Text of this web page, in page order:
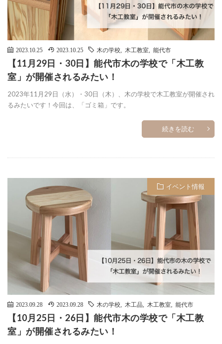
2023.10.25 2023.10.25 木の学校 木工教室 能代市
【11月29日・30日】能代市木の学校で「木工教
室」が開催されるみたい！
2023年11月29日（水）・30日（木）、木の学校で木工教室が開催され
るみたいです！今回は、「ゴミ箱」です。
続きを読む
イベント情報
2023.09.28 2023.09.28 木の学校 木工品 木工教室 能代市
【10月25日・26日】能代市木の学校で「木工教
室」が開催されるみたい！